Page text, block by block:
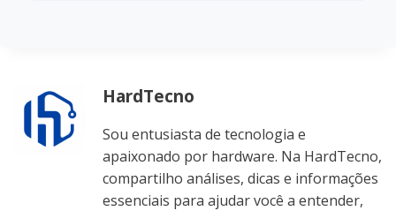
HardTecno
Sou entusiasta de tecnologia e
apaixonado por hardware. Na HardTecno,
compartilho análises, dicas e informações
essenciais para ajudar você a entender,